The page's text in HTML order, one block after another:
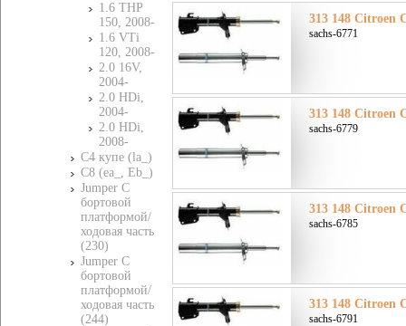
1.6 THP
150, 2008-
1.6 VTi
120, 2008-
2.0 16V,
2004-
2.0 HDi,
2004-
2.0 HDi,
2008-
C4 купе (la_)
C8 (ea_, Eb_)
Jumper C
бортовой
платформой/
ходовая часть
(230)
Jumper C
бортовой
платформой/
ходовая часть
(244)
313 148 Citroen
sachs-6771
313 148 Citroen
sachs-6779
313 148 Citroen
sachs-6785
313 148 Citroen
sachs-6791